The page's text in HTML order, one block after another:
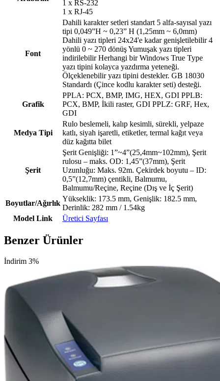
1 x RS-232
1 x RJ-45
Font
Dahili karakter setleri standart 5 alfa-sayısal yazı
tipi 0,049”H ~ 0,23” H (1,25mm ~ 6,0mm)
Dahili yazı tipleri 24x24'e kadar genişletilebilir 4
yönlü 0 ~ 270 dönüş Yumuşak yazı tipleri
indirilebilir Herhangi bir Windows True Type
yazı tipini kolayca yazdırma yeteneği.
Ölçeklenebilir yazı tipini destekler. GB 18030
Standardı (Çince kodlu karakter seti) desteği.
Grafik
PPLA: PCX, BMP, IMG, HEX, GDI PPLB:
PCX, BMP, İkili raster, GDI PPLZ: GRF, Hex,
GDI
Medya Tipi
Rulo beslemeli, kalıp kesimli, sürekli, yelpaze
katlı, siyah işaretli, etiketler, termal kağıt veya
düz kağıtta bilet
Şerit
Şerit Genişliği: 1”~4”(25,4mm~102mm), Şerit
rulosu – maks. OD: 1,45”(37mm), Şerit
Uzunluğu: Maks. 92m. Çekirdek boyutu – ID:
0,5”(12,7mm) çentikli, Balmumu,
Balmumu/Reçine, Reçine (Dış ve İç Şerit)
Boyutlar/Ağırlık
Yükseklik: 173.5 mm, Genişlik: 182.5 mm,
Derinlik: 282 mm / 1.54kg
Model Link
Üretici Sayfası
Benzer Ürünler
İndirim 3%